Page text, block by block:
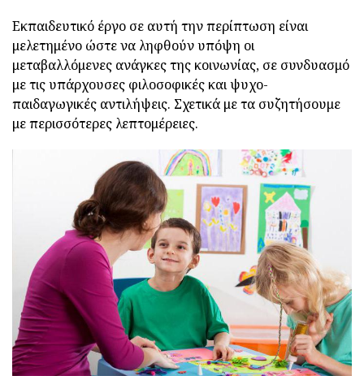
Εκπαιδευτικό έργο σε αυτή την περίπτωση είναι
μελετημένο ώστε να ληφθούν υπόψη οι
μεταβαλλόμενες ανάγκες της κοινωνίας, σε συνδυασμό
με τις υπάρχουσες φιλοσοφικές και ψυχο-
παιδαγωγικές αντιλήψεις. Σχετικά με τα συζητήσουμε
με περισσότερες λεπτομέρειες.